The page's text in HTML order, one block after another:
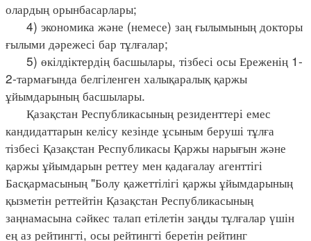
олардың орынбасарлары;
4) экономика және (немесе) заң ғылымының докторы
ғылыми дәрежесі бар тұлғалар;
5) өкілдіктердің басшылары, тізбесі осы Ереженің 1-
2-тармағында белгіленген халықаралық қаржы
ұйымдарының басшылары.
Қазақстан Республикасының резиденттері емес
кандидаттарын келісу кезінде ұсыным беруші тұлға
тізбесі Қазақстан Республикасы Қаржы нарығын және
қаржы ұйымдарын реттеу мен қадағалау агенттігі
Басқармасының "Болу қажеттілігі қаржы ұйымдарының
қызметін реттейтін Қазақстан Республикасының
заңнамасына сәйкес талап етілетін заңды тұлғалар үшін
ең аз рейтингті, осы рейтингті беретін рейтинг